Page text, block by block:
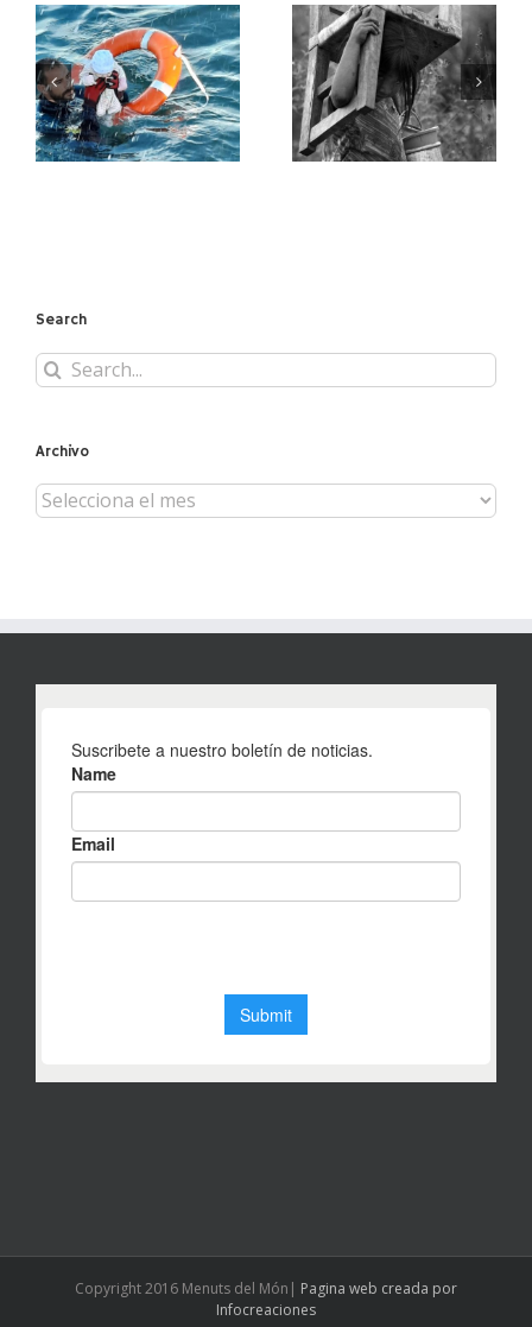
Juntes podem
arribar més lluny
ENS ANEM DE COMBOI
!!!
Search
Search
for:
Archivo
Archivo
Copyright 2016 Menuts del Món| Pagina web creada por
Infocreaciones